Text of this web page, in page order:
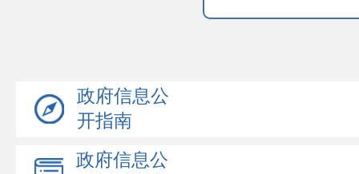
政府信息公
开指南
政府信息公